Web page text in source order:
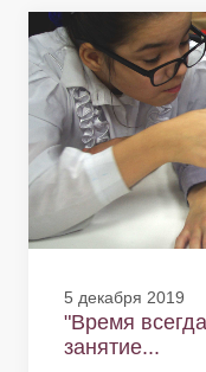
5 декабря 2019
"Время
занятие...